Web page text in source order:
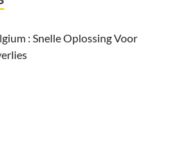
: Snelle Oplossing Voor